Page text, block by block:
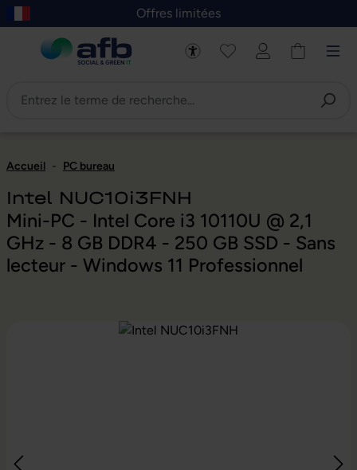
au contenu principal
Skip to B2B platform navigation
Offres limitées
Accueil - PC bureau
Intel NUC10i3FNH
Mini-PC - Intel Core i3 10110U @ 2,1
GHz - 8 GB DDR4 - 250 GB SSD - Sans
lecteur - Windows 11 Professionnel
Ignorer la galerie d'images